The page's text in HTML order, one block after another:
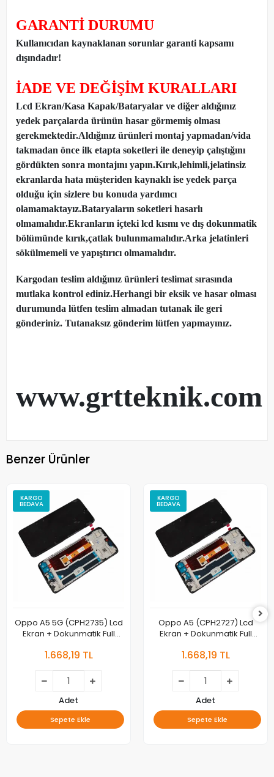
GARANTİ DURUMU
Kullanıcıdan kaynaklanan sorunlar garanti kapsamı
dışındadır!
İADE VE DEĞİŞİM KURALLARI
Lcd Ekran/Kasa Kapak/Bataryalar ve diğer aldığınız
yedek parçalarda ürünün hasar görmemiş olması
gerekmektedir.Aldığınız ürünleri montaj yapmadan/vida
takmadan önce ilk etapta soketleri ile deneyip çalıştığını
gördükten sonra montajını yapın.Kırık,lehimli,jelatinsiz
ekranlarda hata müşteriden kaynaklı ise yedek parça
olduğu için sizlere bu konuda yardımcı
olamamaktayız.Bataryaların soketleri hasarlı
olmamalıdır.Ekranların içteki lcd kısmı ve dış dokunmatik
bölümünde kırık,çatlak bulunmamalıdır.Arka jelatinleri
sökülmemeli ve yapıştırıcı olmamalıdır.
Kargodan teslim aldığınız ürünleri teslimat sırasında
mutlaka kontrol ediniz.Herhangi bir eksik ve hasar olması
durumunda lütfen teslim almadan tutanak ile geri
gönderiniz. Tutanaksız gönderim lütfen yapmayınız.
www.grtteknik.com
Benzer Ürünler
KARGO
BEDAVA
Oppo A5 5G (CPH2735) Lcd
Ekran + Dokunmatik Full
1.668,19 TL
Adet
Sepete Ekle
KARGO
BEDAVA
Oppo A5 (CPH2727) Lcd
Ekran + Dokunmatik Full
1.668,19 TL
Adet
Sepete Ekle